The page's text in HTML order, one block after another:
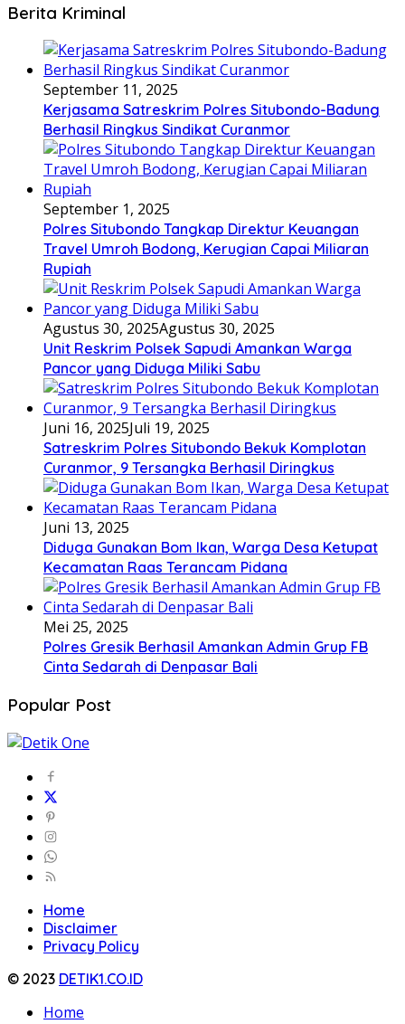
Berita Kriminal
September 11, 2025
Kerjasama Satreskrim Polres Situbondo-Badung
Berhasil Ringkus Sindikat Curanmor
September 1, 2025
Polres Situbondo Tangkap Direktur Keuangan
Travel Umroh Bodong, Kerugian Capai Miliaran
Rupiah
Agustus 30, 2025Agustus 30, 2025
Unit Reskrim Polsek Sapudi Amankan Warga
Pancor yang Diduga Miliki Sabu
Juni 16, 2025Juli 19, 2025
Satreskrim Polres Situbondo Bekuk Komplotan
Curanmor, 9 Tersangka Berhasil Diringkus
Juni 13, 2025
Diduga Gunakan Bom Ikan, Warga Desa Ketupat
Kecamatan Raas Terancam Pidana
Mei 25, 2025
Polres Gresik Berhasil Amankan Admin Grup FB
Cinta Sedarah di Denpasar Bali
Popular Post
Home
Disclaimer
Privacy Policy
© 2023 DETIK1.CO.ID
Home